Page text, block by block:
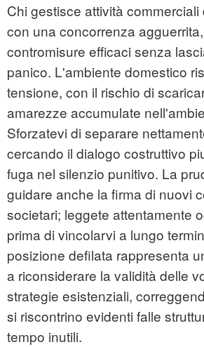
Chi gestisce attività
con una concorrenza
contromisure efficaci senza
panico. L'ambiente domestico
tensione, con il rischio di
amarezze accumulate
Sforzatevi di separare
cercando il dialogo costruttivo
fuga nel silenzio punitivo. La
guidare anche la firma di nuovi
societari; leggete attentamente
prima di vincolarvi a lungo
posizione defilata rappresenta
a riconsiderare la validità delle
strategie esistenziali,
si riscontrino evidenti falle
tempo inutili.